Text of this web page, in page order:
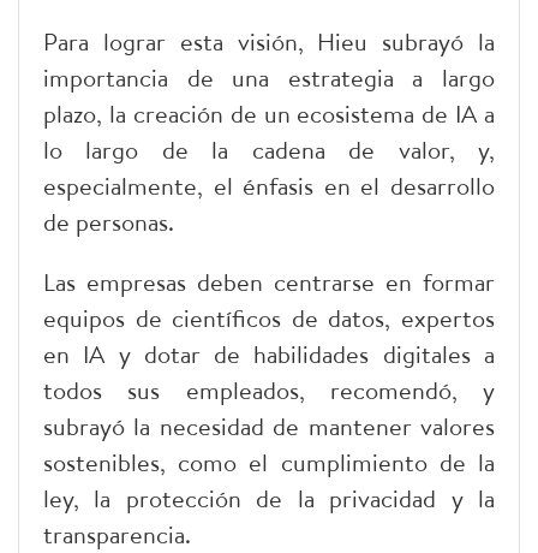
Para lograr esta visión, Hieu subrayó la
importancia de una estrategia a largo
plazo, la creación de un ecosistema de IA a
lo largo de la cadena de valor, y,
especialmente, el énfasis en el desarrollo
de personas.
Las empresas deben centrarse en formar
equipos de científicos de datos, expertos
en IA y dotar de habilidades digitales a
todos sus empleados, recomendó, y
subrayó la necesidad de mantener valores
sostenibles, como el cumplimiento de la
ley, la protección de la privacidad y la
transparencia.